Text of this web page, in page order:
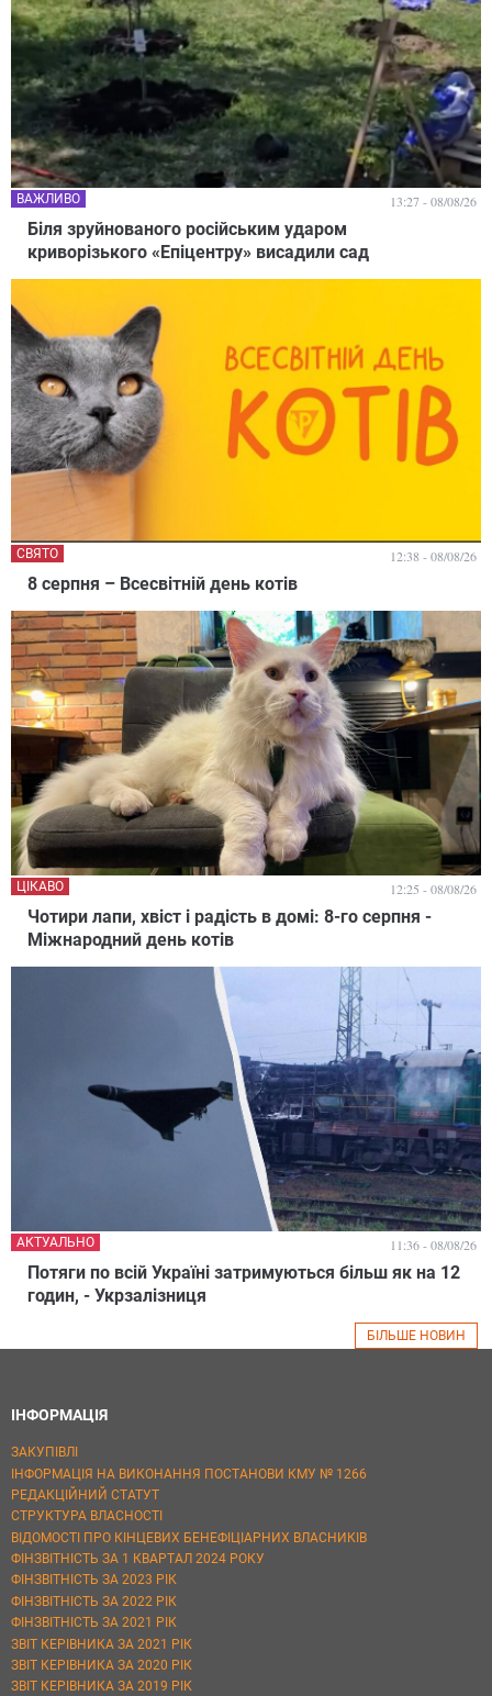
Біля зруйнованого російським ударом
криворізького «Епіцентру» висадили сад
ВАЖЛИВО 13:27 - 08/08/26
8 серпня – Всесвітній день котів
СВЯТО 12:38 - 08/08/26
Чотири лапи, хвіст і радість в домі: 8-го серпня -
Міжнародний день котів
ЦІКАВО 12:25 - 08/08/26
Потяги по всій Україні затримуються більш як на 12
годин, - Укрзалізниця
АКТУАЛЬНО 11:36 - 08/08/26
БІЛЬШЕ НОВИН
ІНФОРМАЦІЯ
ЗАКУПІВЛІ
ІНФОРМАЦІЯ НА ВИКОНАННЯ ПОСТАНОВИ КМУ № 1266
РЕДАКЦІЙНИЙ СТАТУТ
СТРУКТУРА ВЛАСНОСТІ
ВІДОМОСТІ ПРО КІНЦЕВИХ БЕНЕФІЦІАРНИХ ВЛАСНИКІВ
ФІНЗВІТНІСТЬ ЗА 1 КВАРТАЛ 2024 РОКУ
ФІНЗВІТНІСТЬ ЗА 2023 РІК
ФІНЗВІТНІСТЬ ЗА 2022 РІК
ФІНЗВІТНІСТЬ ЗА 2021 РІК
ЗВІТ КЕРІВНИКА ЗА 2021 РІК
ЗВІТ КЕРІВНИКА ЗА 2020 РІК
ЗВІТ КЕРІВНИКА ЗА 2019 РІК